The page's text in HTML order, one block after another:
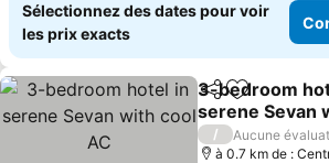
Sélectionnez des dates pour voir
les prix exacts
PartagerAjouter à
3-bedroom
serene Sevan
AC/
Aucune
à 0.7 km de :